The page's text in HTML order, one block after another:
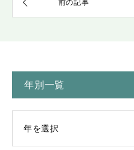
年別一覧